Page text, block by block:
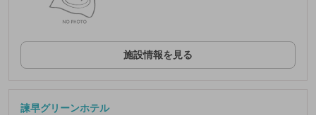
施設情報を見る
諫早グリーンホテル